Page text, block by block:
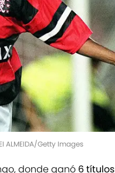
ALMEIDA/Getty Images
donde ganó 6 títulos